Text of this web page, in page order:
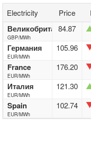
Electricity Price
Великобритания
GBP/MWh
84.87
Германия
EUR/MWh
105.96
France
EUR/MWh
176.20
Италия
EUR/MWh
121.30
Spain
EUR/MWh
102.74